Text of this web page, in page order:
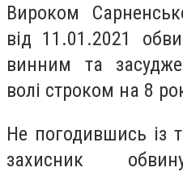
Вироком
від 11.01.2021
винним та
волі строком на 8
Не погодившись із
захисник